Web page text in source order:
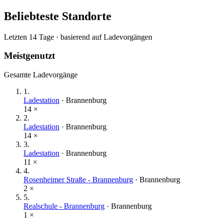
Beliebteste Standorte
Letzten 14 Tage · basierend auf Ladevorgängen
Meistgenutzt
Gesamte Ladevorgänge
1 .
Ladestation · Brannenburg
14 ×
2.
Ladestation · Brannenburg
14 ×
3.
Ladestation · Brannenburg
11 ×
4.
Rosenheimer Straße - Brannenburg · Brannenburg
2 ×
5.
Realschule - Brannenburg · Brannenburg
1 ×